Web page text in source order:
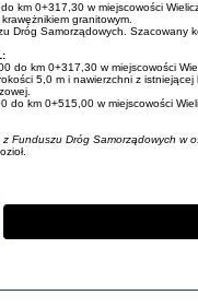
km 0+317,30 w miejscowości
granitowym.
Dróg Samorządowych.
do km 0+317,30 w miejscowości
5,0 m i nawierzchni z
km 0+515,00 w miejscowości
Funduszu Dróg Samorządowych